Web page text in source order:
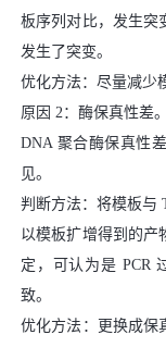
板序列对比，发生突
发生了突变。
优化方法：尽量减少
原因 2：酶保真性差。
DNA 聚合酶保真性
见。
判断方法：将模板与
以模板扩增得到的产
定，可认为是 PCR
致。
优化方法：更换成保